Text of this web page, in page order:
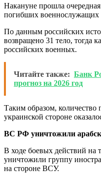
Накануне прошла
погибших
По данным российских
возвращено 31 тело, тогда
российских военных.
Читайте также: Банк
прогноз на 2026 год
Таким образом,
украинской стороне
ВС РФ уничтожили
В ходе боевых действий
уничтожили группу
на стороне ВСУ.